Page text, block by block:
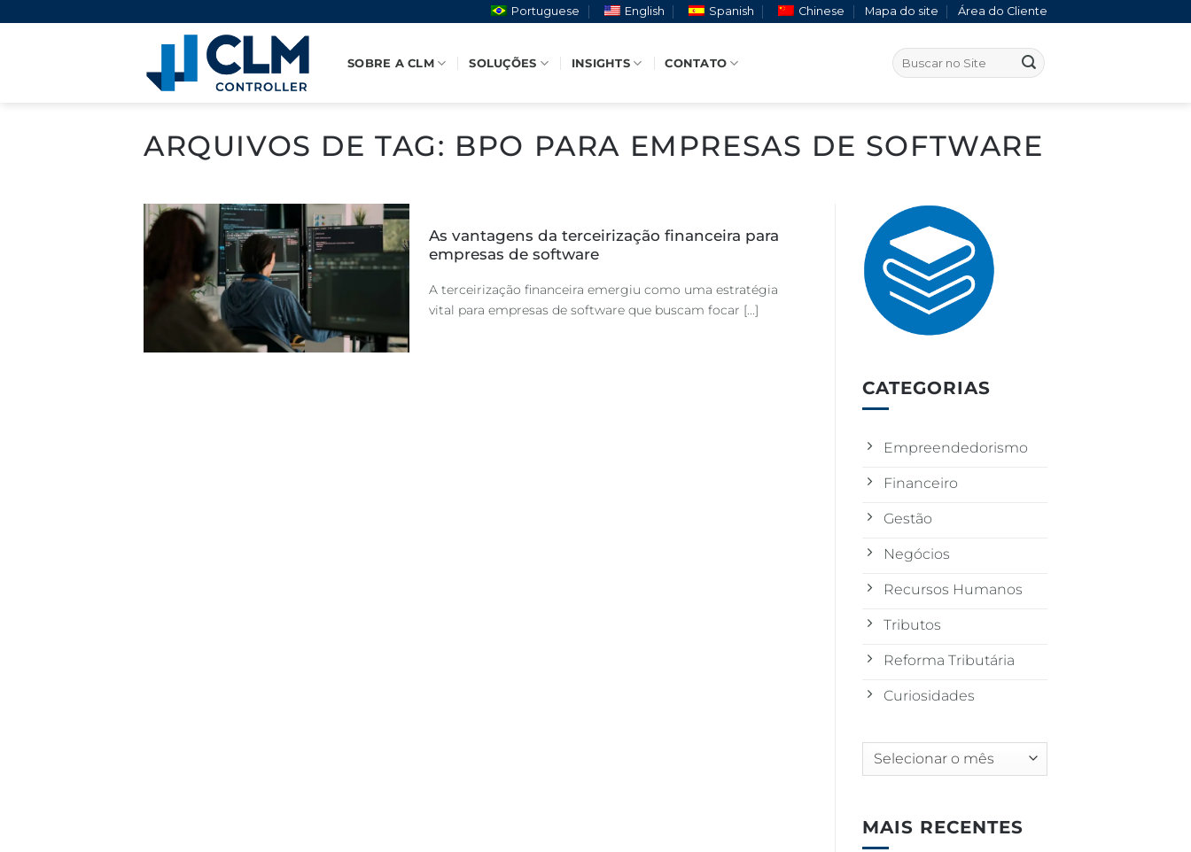
Portuguese English Spanish Chinese Mapa do site Área do Cliente
SOBRE A CLM SOLUÇÕES INSIGHTS CONTATO
ARQUIVOS DE TAG: BPO PARA EMPRESAS DE SOFTWARE
As vantagens da terceirização financeira para
empresas de software
A terceirização financeira emergiu como uma estratégia
vital para empresas de software que buscam focar [...]
CATEGORIAS
Empreendedorismo
Financeiro
Gestão
Negócios
Recursos Humanos
Tributos
Reforma Tributária
Curiosidades
Arquivos
MAIS RECENTES